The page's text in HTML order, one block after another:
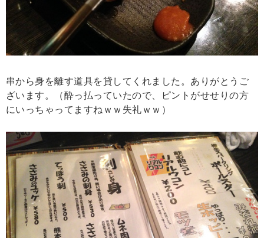
串から身を離す道具を貸してくれました。ありがとうご
ざいます。（酔っ払っていたので、ピントがせせりの方
にいっちゃってますねｗｗ失礼ｗｗ）